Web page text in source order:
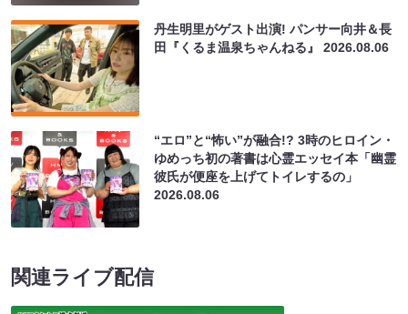
丹生明里がゲスト出演! パンサー向井＆長
田『くるま温泉ちゃんねる』2026.08.06
“エロ”と“怖い”が融合!? 3時のヒロイン・
ゆめっち初の著書は心霊エッセイ本「幽霊
彼氏が便座を上げてトイレするの」
2026.08.06
関連ライブ配信